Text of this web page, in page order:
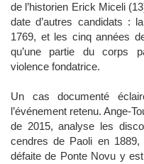
de l’historien Erick Miceli
date d’autres candidats :
1769, et les cinq années
qu’une partie du corps
violence fondatrice.
Un cas documenté
l’événement retenu. Ange-
de 2015, analyse les
cendres de Paoli en
défaite de Ponte Novu y